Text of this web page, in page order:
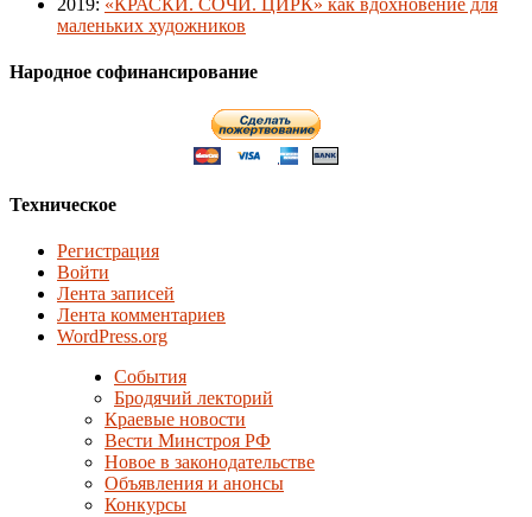
2019: «КРАСКИ. СОЧИ. ЦИРК» как вдохновение для
маленьких художников
Народное софинансирование
Техническое
Регистрация
Войти
Лента записей
Лента комментариев
WordPress.org
События
Бродячий лекторий
Краевые новости
Вести Минстроя РФ
Новое в законодательстве
Объявления и анонсы
Конкурсы